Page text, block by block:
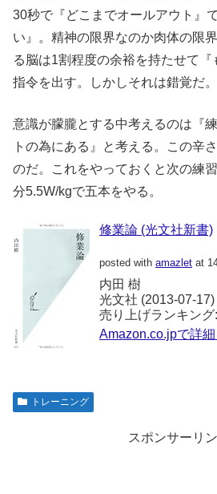
30秒で『どこまでオールアウト』
い』。精神の限界なのか肉体の限
る脳は1割程度の余裕を持たせて『
指令を出す。しかしそれは錯覚だ。
意識が朦朧とする中考えるのは『
トの為にある』と考える。この辛
のだ。これをやっておくと次の練
分5.5W/kgで五本をやる。
修業論 (光文社新書)
posted with amazlet at
内田 樹
光文社 (2013-07-17)
売り上げランキング
Amazon.co.jpで詳
トレーニング
スポンサーリ